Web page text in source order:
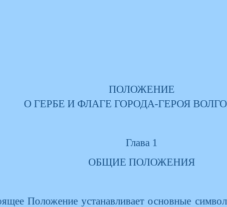
ПОЛОЖЕНИЕ
О ГЕРБЕ И ФЛАГЕ ГОРОДА-ГЕРОЯ
Глава 1
ОБЩИЕ ПОЛОЖЕНИЯ
Положение устанавливает основные